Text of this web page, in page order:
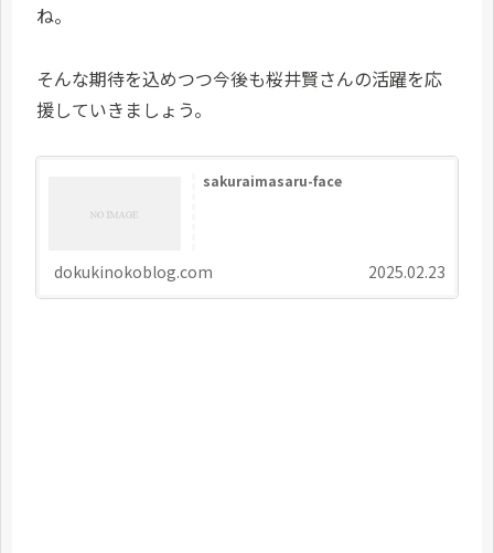
ね。
そんな期待を込めつつ今後も桜井賢さんの活躍を応
援していきましょう。
sakuraimasaru-face
dokukinokoblog.com 2025.02.23